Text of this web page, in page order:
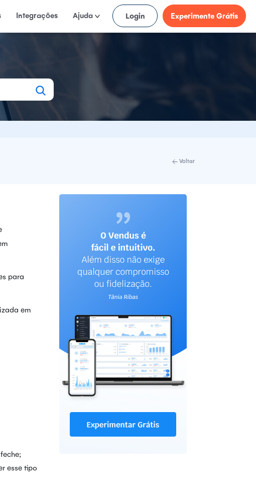
Integrações Ajuda Login Experimente Grátis
Voltar
para
em
esse tipo